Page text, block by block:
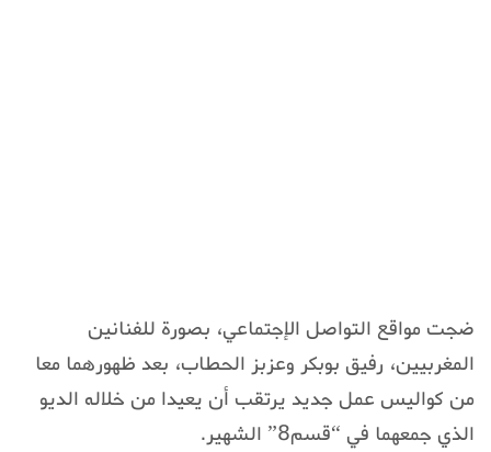
ضجت مواقع التواصل الإجتماعي، بصورة للفنانين
المغربيين، رفيق بوبكر وعزبز الحطاب، بعد ظهورهما معا
من كواليس عمل جديد يرتقب أن يعيدا من خلاله الديو
الذي جمعهما في “قسم8” الشهير.